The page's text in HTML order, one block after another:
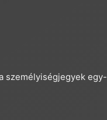
személyiségjegyek egy-